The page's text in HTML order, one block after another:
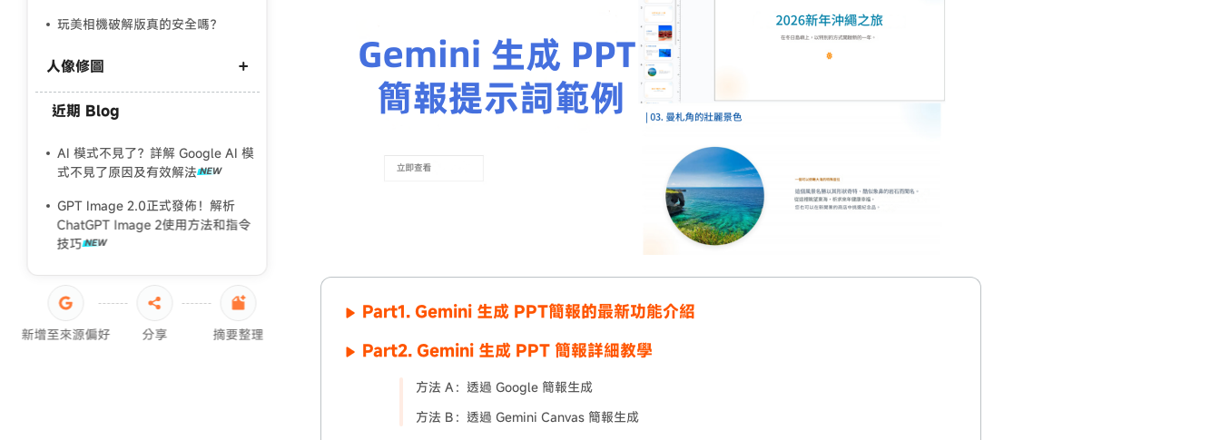
玩美相機破解版真的安全嗎？
人像修圖
2026 男生髮型推薦完整指南
你還在用濾鏡？一起來真人般質感
的照片精修，拍完就想分享！
近期 Blog
AI 模式不見了？詳解 Google AI 模
式不見了原因及有效解法
GPT Image 2.0正式發佈！解析
ChatGPT Image 2使用方法和指令
技巧
新增至來源偏好 分享 摘要整理
Part1. Gemini 生成 PPT簡報的最新功能介紹
Part2. Gemini 生成 PPT 簡報詳細教學
方法 A：透過 Google 簡報生成
方法 B：透過 Gemini Canvas 簡報生成